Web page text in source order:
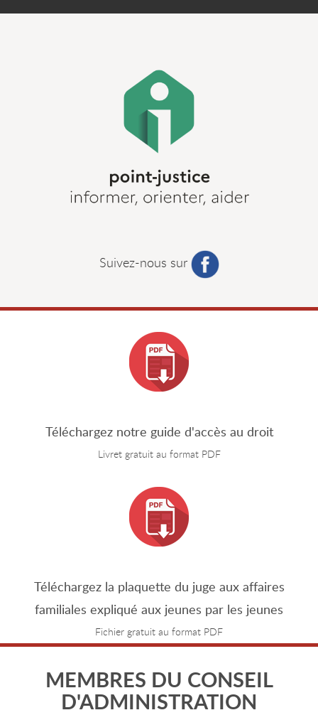
Suivez-nous sur
Téléchargez notre guide d'accès au droit
Livret gratuit au format PDF
Téléchargez la plaquette du juge aux affaires
familiales expliqué aux jeunes par les jeunes
Fichier gratuit au format PDF
MEMBRES DU CONSEIL
D'ADMINISTRATION